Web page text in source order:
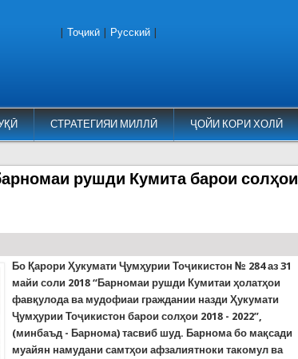
СТРАТЕГИЯИ МИЛЛӢ ҶОЙИ КОРИ ХОЛӢ
Тоҷикӣ Русский
рушди Кумита барои солҳои
Бо Қарори Ҳукумати Ҷумҳурии Тоҷикистон № 284аз 31
майи соли 2018“Барномаи рушди Кумитаи ҳолатҳои
фавқулода ва мудофиаи граждании назди Ҳукумати
Ҷумҳурии Тоҷикистон барои солҳои 2018 - 2022”
(минбаъд - Барнома)тасвиб шуд. Барнома бо мақсади
муайян намудани самтҳои афзалиятноки такомул ва